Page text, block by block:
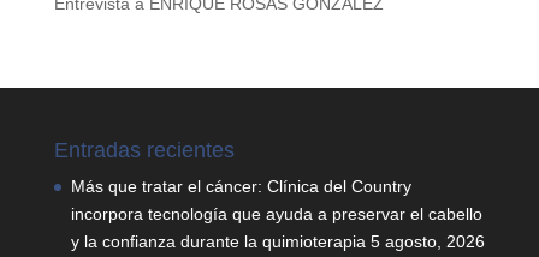
Entradas recientes
Más que tratar el cáncer: Clínica del Country
incorpora tecnología que ayuda a preservar el cabello
y la confianza durante la quimioterapia 5 agosto, 2026